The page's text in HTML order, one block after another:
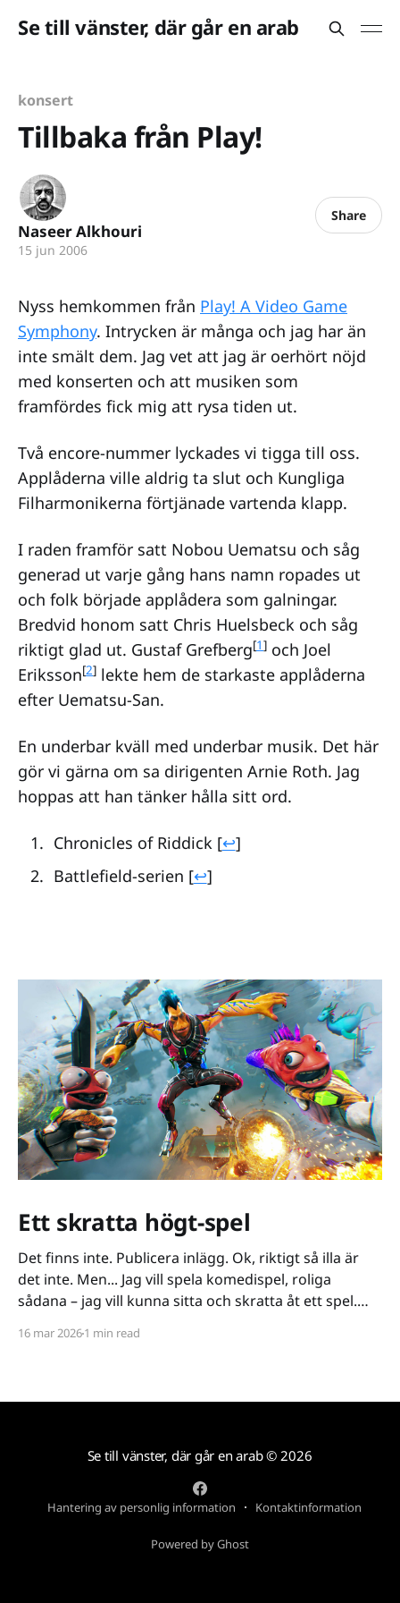
Se till vänster, där går en arab
konsert
Tillbaka från Play!
Naseer Alkhouri
15 jun 2006
Share
Nyss hemkommen från Play! A Video Game
Symphony. Intrycken är många och jag har än
inte smält dem. Jag vet att jag är oerhört nöjd
med konserten och att musiken som
framfördes fick mig att rysa tiden ut.
Två encore-nummer lyckades vi tigga till oss.
Applåderna ville aldrig ta slut och Kungliga
Filharmonikerna förtjänade vartenda klapp.
I raden framför satt Nobou Uematsu och såg
generad ut varje gång hans namn ropades ut
och folk började applådera som galningar.
Bredvid honom satt Chris Huelsbeck och såg
riktigt glad ut. Gustaf Grefberg[1] och Joel
Eriksson[2] lekte hem de starkaste applåderna
efter Uematsu-San.
En underbar kväll med underbar musik. Det här
gör vi gärna om sa dirigenten Arnie Roth. Jag
hoppas att han tänker hålla sitt ord.
Chronicles of Riddick [↩]
Battlefield-serien [↩]
Ett skratta högt-spel
Det finns inte. Publicera inlägg. Ok, riktigt så illa är
det inte. Men... Jag vill spela komedispel, roliga
sådana – jag vill kunna sitta och skratta åt ett spel.
på ett kiss och bajs-spår eller så lutar de sig på
16 mar 20261 min read
Se till vänster, där går en arab© 2026
Hantering av personlig information Kontaktinformation
Powered by Ghost